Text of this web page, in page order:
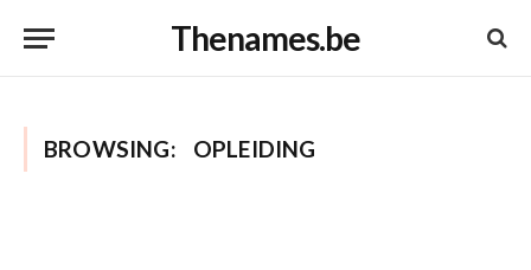
Thenames.be
BROWSING: OPLEIDING